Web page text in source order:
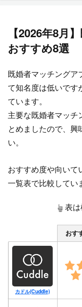
【2026年8月
おすすめ8選
既婚者マッチングア
て知名度は低いです
ています。
主要な既婚者マッチ
とめましたので、興
い。
おすすめ度や向いて
一覧表で比較してい
表
おす
カドル(Cuddle)